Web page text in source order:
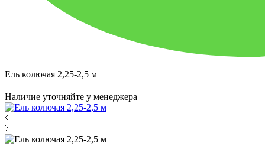
Ель колючая 2,25-2,5 м
Наличие уточняйте у менеджера